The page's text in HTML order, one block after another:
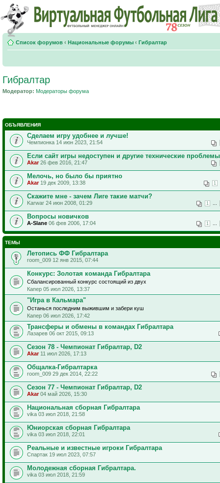
Список форумов ‹ Национальные форумы ‹ Гибралтар
Гибралтар
Модератор: Модераторы форума
ОБЪЯВЛЕНИЯ
Сделаем игру удобнее и лучше!
Чемпионка 14 июн 2023, 21:54
Если сайт игры недоступен и другие технические проблемы
Akar26 фев 2016, 21:47
Мелочь, но было бы приятно
1
Akar19 дек 2009, 13:38
Скажите мне - зачем Лиге такие матчи?
1
Karwar 24 июн 2008, 01:29
Вопросы новичков
1
A-Slane 06 фев 2006, 17:04
ТЕМЫ
Летопись ФФ Гибралтара
room_009 12 янв 2015, 07:44
Конкурс: Золотая команда Гибралтара
Сбалансированный конкурс состоящий из двух
Капер 05 июл 2026, 13:37
"Игра в Кальмара"
Останься последним выжившим и забери куш
Капер 06 июл 2026, 17:42
Трансферы и обмены в командах Гибралтара
Лазарев 06 окт 2015, 09:13
Сезон 78 - Чемпионат Гибралтар, D2
Akar11 июл 2026, 17:13
Общалка-Гибралтарка
room_009 29 дек 2014, 22:22
Сезон 77 - Чемпионат Гибралтар, D2
Akar04 май 2026, 15:30
Национальная сборная Гибралтара
vika 03 июл 2018, 21:58
Юниорская сборная Гибралтара
vika 03 июл 2018, 22:01
Реальные и известные игроки Гибралтара
Спартак 19 июл 2023, 07:57
Молодежная сборная Гибралтара.
vika 03 июл 2018, 21:59